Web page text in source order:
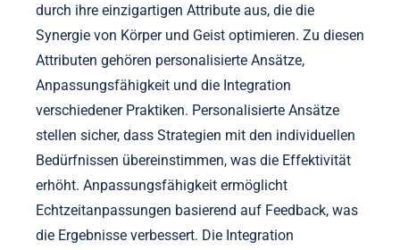
durch ihre einzigartigen Attribute aus, die die
Synergie von Körper und Geist optimieren. Zu diesen
Attributen gehören personalisierte Ansätze,
Anpassungsfähigkeit und die Integration
verschiedener Praktiken. Personalisierte Ansätze
stellen sicher, dass Strategien mit den individuellen
Bedürfnissen übereinstimmen, was die Effektivität
erhöht. Anpassungsfähigkeit ermöglicht
Echtzeitanpassungen basierend auf Feedback, was
die Ergebnisse verbessert. Die Integration